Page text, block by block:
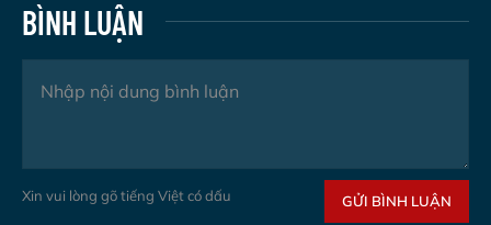
BÌNH LUẬN
Xin vui lòng gõ tiếng Việt có dấu GỬI BÌNH LUẬN